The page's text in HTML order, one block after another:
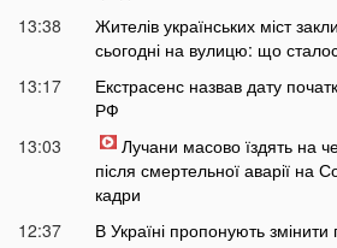
13:38
Жителів українських міст
сьогодні на вулицю: що
13:17
Екстрасенс назвав дату
РФ
13:03
Лучани масово їздять на
після смертельної аварії на
кадри
12:37
В Україні пропонують змінити